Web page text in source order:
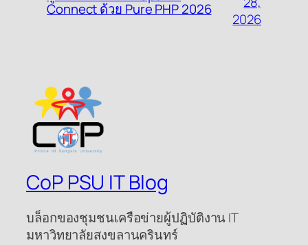
Connect ด้วย Pure PHP 2026
2026
CoP PSU IT Blog
บล็อกของชุมชนเครือข่ายผู้ปฏิบัติงาน IT
มหาวิทยาลัยสงขลานครินทร์